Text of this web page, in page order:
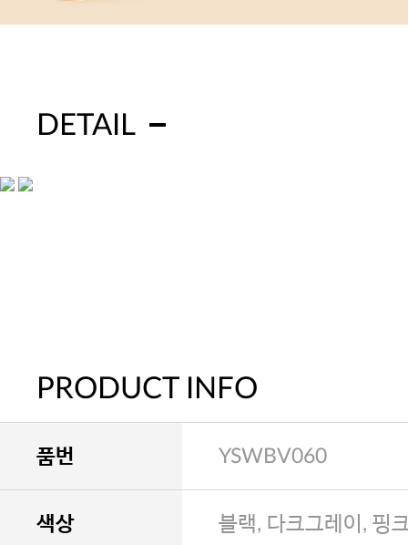
DETAIL
PRODUCT INFO
품번 YSWBV060
색상 블랙, 다크그레이, 핑